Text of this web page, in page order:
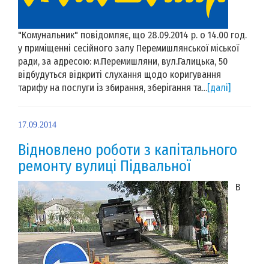
"Комунальник" повідомляє, що 28.09.2014 р. о 14.00 год.
у приміщенні сесійного залу Перемишлянської міської
ради, за адресою: м.Перемишляни, вул.Галицька, 50
відбудуться відкриті слухання щодо коригування
тарифу на послуги із збирання, зберігання та...[далі]
17.09.2014
Відновлено роботи з капітального
ремонту вулиці Підвальної
В